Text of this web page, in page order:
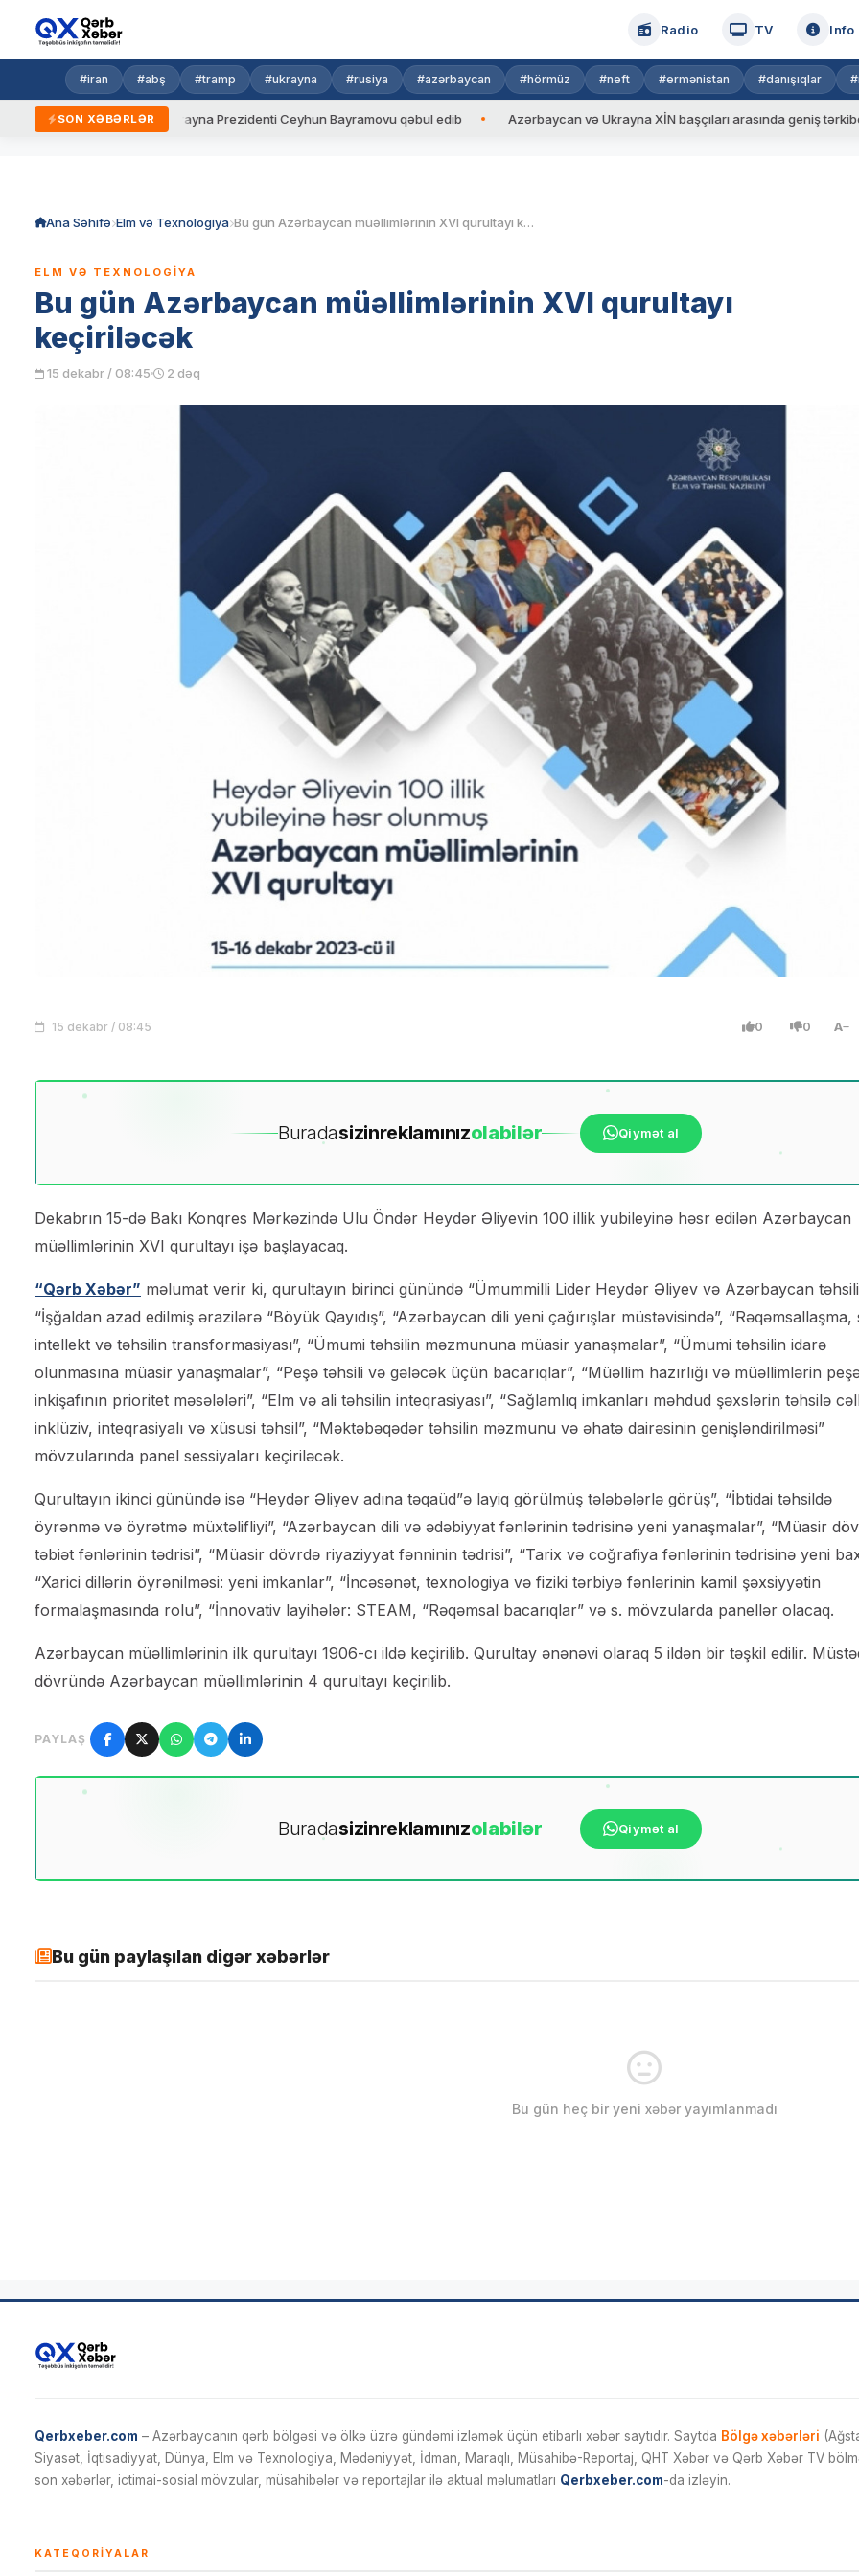
Radio TV Info
#iran #abş #tramp #ukrayna #rusiya #azərbaycan #hörmüz #neft #ermənistan #danışıqlar
SON XƏBƏRLƏR
qaydalar Ukrayna Prezidenti Ceyhun Bayramovu qəbul edib Azərbaycan və Ukrayna XİN başçıları arasında geniş tərkibdə
Ana Səhifə Elm və Texnologiya Bu gün Azərbaycan müəllimlərinin XVI qurultayı keçiriləcək
ELM VƏ TEXNOLOGIYA
Bu gün Azərbaycan müəllimlərinin XVI qurultayı
keçiriləcək
15 dekabr / 08:45 2 dəq
15 dekabr / 08:45 0 0 A
Buradasizinreklamınızolabilər Qiymət al
Dekabrın 15-də Bakı Konqres Mərkəzində Ulu Öndər Heydər Əliyevin 100 illik yubileyinə həsr edilən Azərbaycan
müəllimlərinin XVI qurultayı işə başlayacaq.
“Qərb Xəbər” məlumat verir ki, qurultayın birinci günündə “Ümummilli Lider Heydər Əliyev və Azərbaycan
“İşğaldan azad edilmiş ərazilərə “Böyük Qayıdış”, “Azərbaycan dili yeni çağırışlar müstəvisində”, “Rəqəmsallaşma,
intellekt və təhsilin transformasiyası”, “Ümumi təhsilin məzmununa müasir yanaşmalar”, “Ümumi təhsilin idarə
olunmasına müasir yanaşmalar”, “Peşə təhsili və gələcək üçün bacarıqlar”, “Müəllim hazırlığı və müəllimlərin
inkişafının prioritet məsələləri”, “Elm və ali təhsilin inteqrasiyası”, “Sağlamlıq imkanları məhdud şəxslərin təhsilə
inklüziv, inteqrasiyalı və xüsusi təhsil”, “Məktəbəqədər təhsilin məzmunu və əhatə dairəsinin genişləndirilməsi”
mövzularında panel sessiyaları keçiriləcək.
Qurultayın ikinci günündə isə “Heydər Əliyev adına təqaüd”ə layiq görülmüş tələbələrlə görüş”, “İbtidai təhsildə
öyrənmə və öyrətmə müxtəlifliyi”, “Azərbaycan dili və ədəbiyyat fənlərinin tədrisinə yeni yanaşmalar”, “Müasir
təbiət fənlərinin tədrisi”, “Müasir dövrdə riyaziyyat fənninin tədrisi”, “Tarix və coğrafiya fənlərinin tədrisinə yeni
“Xarici dillərin öyrənilməsi: yeni imkanlar”, “İncəsənət, texnologiya və fiziki tərbiyə fənlərinin kamil şəxsiyyətin
formalaşmasında rolu”, “İnnovativ layihələr: STEAM, “Rəqəmsal bacarıqlar” və s. mövzularda panellər olacaq.
Azərbaycan müəllimlərinin ilk qurultayı 1906-cı ildə keçirilib. Qurultay ənənəvi olaraq 5 ildən bir təşkil edilir.
dövründə Azərbaycan müəllimlərinin 4 qurultayı keçirilib.
PAYLAŞ
Buradasizinreklamınızolabilər Qiymət al
Bu gün paylaşılan digər xəbərlər
Bu gün heç bir yeni xəbər yayımlanmadı
Qerbxeber.com – Azərbaycanın qərb bölgəsi və ölkə üzrə gündəmi izləmək üçün etibarlı xəbər saytıdır. Saytda Bölgə xəbərləri
Siyasət, İqtisadiyyat, Dünya, Elm və Texnologiya, Mədəniyyət, İdman, Maraqlı, Müsahibə-Reportaj, QHT Xəbər və Qərb Xəbər TV
son xəbərlər, ictimai-sosial mövzular, müsahibələr və reportajlar ilə aktual məlumatları Qerbxeber.com-da izləyin.
KATEQORIYALAR